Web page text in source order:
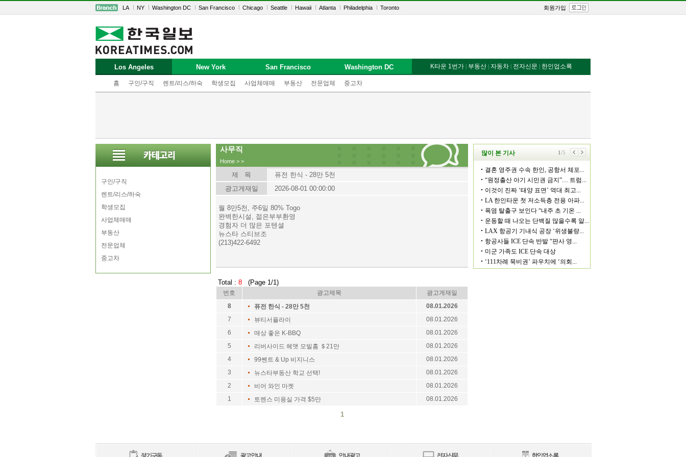
LA NY Washington DC San Francisco Chicago Seattle Hawaii Atlanta Philadelphia Toronto 회원가입
Los Angeles
홈 구인/구직 렌트/리스/하숙 학생모집 사업체매매 부동산 전문업체 중고차
New York San Francisco Washington DC K타운 1번가 | 부동산 | 자동차 | 전자신문 | 한인업소록
구인/구직
렌트/리스/하숙
학생모집
사업체매매
부동산
전문업체
중고차
사무직
Home > >
제 목
퓨전 한식 - 28만 5천
광고게재일
2026-08-01 00:00:00
월 8만5천, 주6일 80% Togo
완벽한시설, 젊은부부환영
경험자 더 많은 포텐셜
뉴스타 스티브조
(213)422-6492
Total : 8 (Page 1/1)
번호 광고제목
광고게재일
8
퓨전 한식 - 28만 5천
08.01.2026
7
뷰티서플라이
08.01.2026
6
매상 좋은 K-BBQ
08.01.2026
5
리버사이드 헤맷 모빌홈 ＄21만
08.01.2026
4
99쎈트 & Up 비지니스
08.01.2026
3
뉴스타부동산 학교 선택!
08.01.2026
2
비어 와인 마켓
08.01.2026
1
토렌스 미용실 가격 $5만 08.01.2026
1